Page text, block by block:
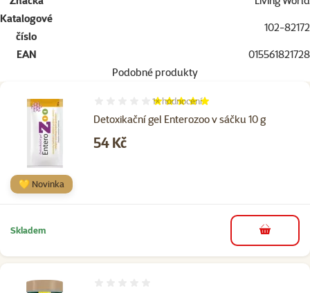
Katalogové
číslo
102-82172
EAN
015561821728
Podobné produkty
Detoxikační gel Enterozoo v sáčku 10 g
Hodnocení 100%, počet hodnocení: 1
1×hodnocení
Cena
54 Kč
💛 Novinka
Skladem do košíku